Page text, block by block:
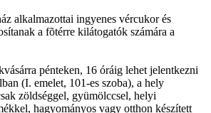
alkalmazottai ingyenes vércukor és
a fõtérre kilátogatók számára a
pénteken, 16 óráig lehet jelentkezni
(I. emelet, 101-es szoba), a hely
zöldséggel, gyümölccsel, helyi
hagyományos vagy otthon készített